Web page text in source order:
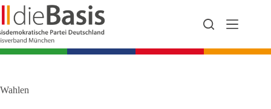
Zum
Inhalt
springen
Wahlen